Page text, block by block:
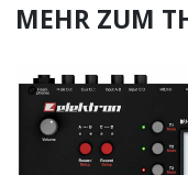
MEHR ZUM